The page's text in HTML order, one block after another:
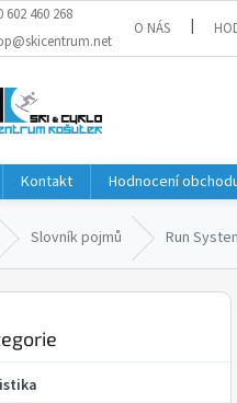
602 460 268
O NÁS
Kontakt Hodnocení
Slovník pojmů Run